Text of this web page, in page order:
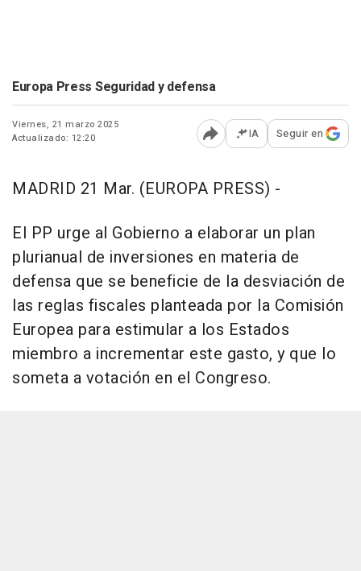
Europa Press Seguridad y defensa
Viernes, 21 marzo 2025
Actualizado: 12:20
Abrir opciones para
IA Seguir en
MADRID 21 Mar. (EUROPA PRESS) -
El PP urge al Gobierno a elaborar un plan
plurianual de inversiones en materia de
defensa que se beneficie de la desviación de
las reglas fiscales planteada por la Comisión
Europea para estimular a los Estados
miembro a incrementar este gasto, y que lo
someta a votación en el Congreso.